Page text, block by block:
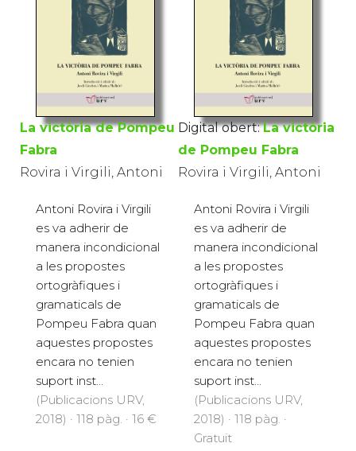
La victòria de Pompeu
Fabra
Rovira i Virgili, Antoni
Antoni Rovira i Virgili
es va adherir de
manera incondicional
a les propostes
ortogràfiques i
gramaticals de
Pompeu Fabra quan
aquestes propostes
encara no tenien
suport inst...
(Publicacions URV,
2018) · 118 pàg. · 16 €
Digital obert: La victòria
de Pompeu Fabra
Rovira i Virgili, Antoni
Antoni Rovira i Virgili
es va adherir de
manera incondicional
a les propostes
ortogràfiques i
gramaticals de
Pompeu Fabra quan
aquestes propostes
encara no tenien
suport inst...
(Publicacions URV,
2018) · 118 pàg. ·
Gratuït